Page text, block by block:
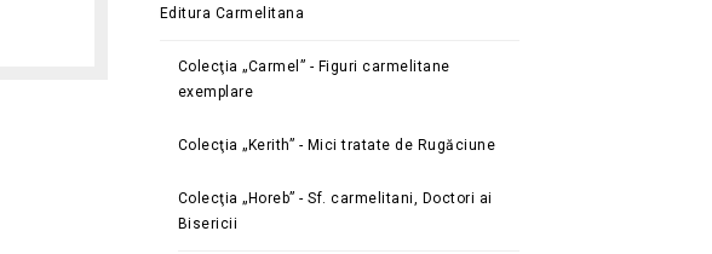
Editura Carmelitana
Colecţia „Carmel” - Figuri carmelitane
exemplare
Colecţia „Kerith” - Mici tratate de Rugăciune
Colecţia „Horeb” - Sf. carmelitani, Doctori ai
Bisericii